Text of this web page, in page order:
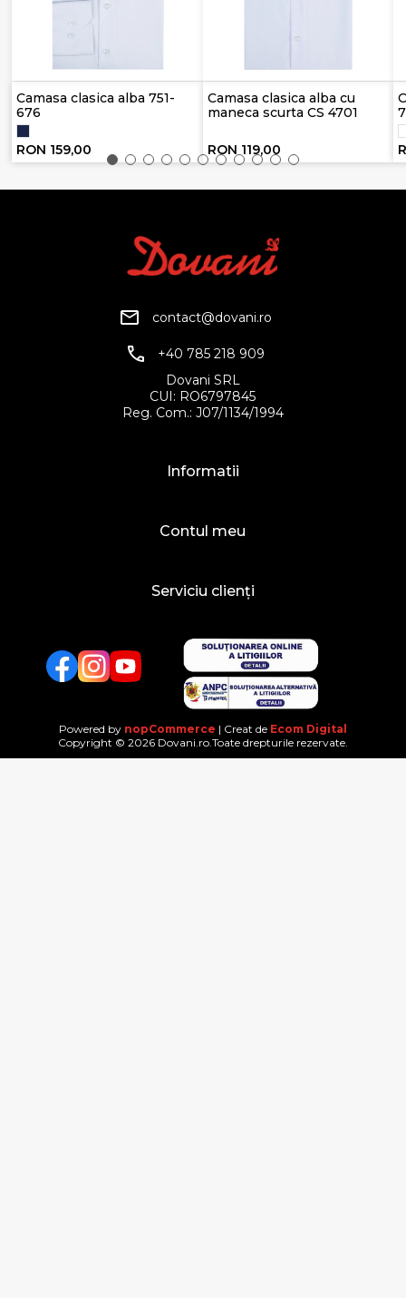
Camasa clasica alba 751-
676
RON 159,00
Camasa clasica alba cu
maneca scurta CS 4701
RON 119,00
contact@dovani.ro
+40 785 218 909
Dovani SRL
CUI: RO6797845
Reg. Com.: J07/1134/1994
Informatii
Contul meu
Serviciu clienți
FacebookTwitterYouTube
Powered by nopCommerce | Creat de Ecom Digital
Copyright © 2026 Dovani.ro.Toate drepturile rezervate.